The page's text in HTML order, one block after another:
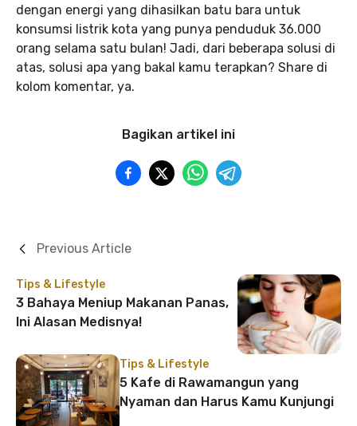
dengan energi yang dihasilkan batu bara untuk
konsumsi listrik kota yang punya penduduk 36.000
orang selama satu bulan! Jadi, dari beberapa solusi di
atas, solusi apa yang bakal kamu terapkan? Share di
kolom komentar, ya.
Bagikan artikel ini
Tips & Lifestyle
3 Bahaya Meniup Makanan Panas,
Ini Alasan Medisnya!
Previous Article
Tips & Lifestyle
5 Kafe di Rawamangun yang
Nyaman dan Harus Kamu Kunjungi